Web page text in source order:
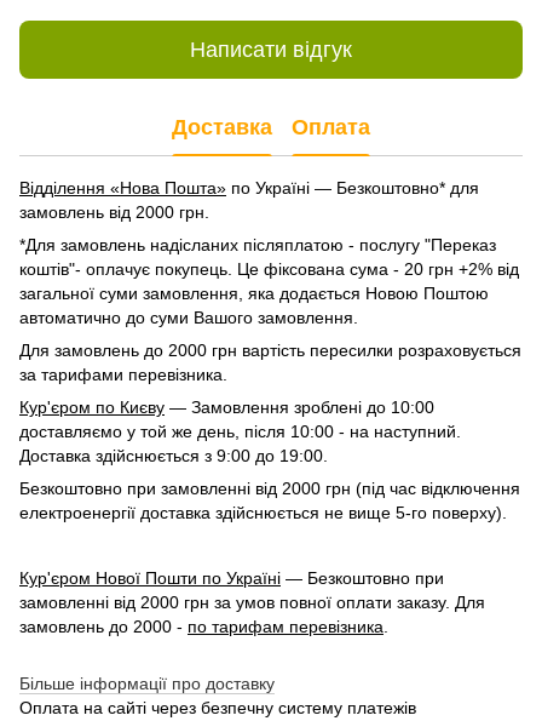
Написати відгук
Доставка Оплата
Відділення «Нова Пошта» по Україні — Безкоштовно* для
замовлень від 2000 грн.
*Для замовлень надісланих післяплатою - послугу "Переказ
коштів"- оплачує покупець. Це фіксована сума - 20 грн +2% від
загальної суми замовлення, яка додається Новою Поштою
автоматично до суми Вашого замовлення.
Для замовлень до 2000 грн вартість пересилки розраховується
за тарифами перевізника.
Кур'єром по Києву — Замовлення зроблені до 10:00
доставляємо у той же день, після 10:00 - на наступний.
Доставка здійснюється з 9:00 до 19:00.
Безкоштовно при замовленні від 2000 грн (під час відключення
електроенергії доставка здійснюється не вище 5-го поверху).
Кур'єром Нової Пошти по Україні — Безкоштовно при
замовленні від 2000 грн за умов повної оплати заказу. Для
замовлень до 2000 - по тарифам перевізника.
Більше інформації про доставку
Оплата на сайті через безпечну систему платежів